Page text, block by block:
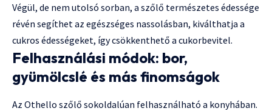
Végül, de nem utolsó sorban, a szőlő természetes édessége
révén segíthet az egészséges nassolásban, kiválthatja a
cukros édességeket, így csökkenthető a cukorbevitel.
Felhasználási módok: bor,
gyümölcslé és más finomságok
Az Othello szőlő sokoldalúan felhasználható a konyhában.